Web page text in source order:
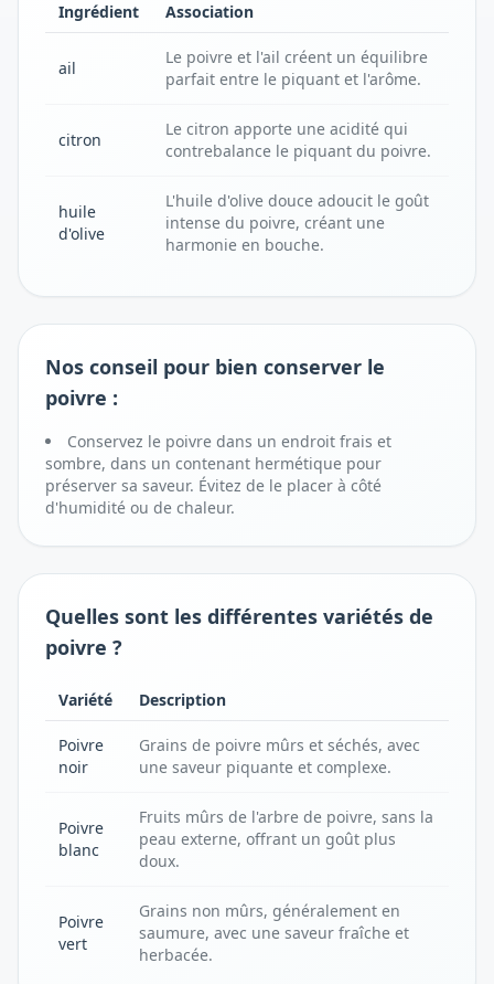
Ingrédient Association
ail
Le poivre et l'ail créent un équilibre
parfait entre le piquant et l'arôme.
citron
Le citron apporte une acidité qui
contrebalance le piquant du poivre.
huile
d'olive
L'huile d'olive douce adoucit le goût
intense du poivre, créant une
harmonie en bouche.
Nos conseil pour bien conserver le
poivre :
Conservez le poivre dans un endroit frais et
sombre, dans un contenant hermétique pour
préserver sa saveur. Évitez de le placer à côté
d'humidité ou de chaleur.
Quelles sont les différentes variétés de
poivre ?
Variété Description
Poivre
noir
Grains de poivre mûrs et séchés, avec
une saveur piquante et complexe.
Poivre
blanc
Fruits mûrs de l'arbre de poivre, sans la
peau externe, offrant un goût plus
doux.
Poivre
vert
Grains non mûrs, généralement en
saumure, avec une saveur fraîche et
herbacée.